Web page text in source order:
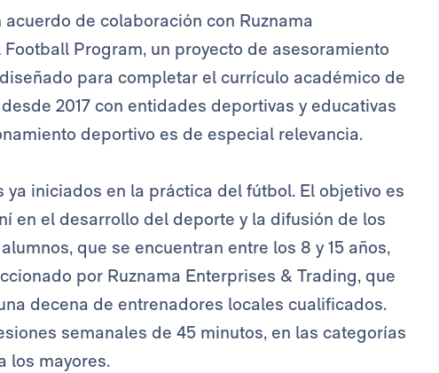
de colaboración con Ruznama
Program, un proyecto de asesoramiento
para completar el currículo académico de
2017 con entidades deportivas y educativas
deportivo es de especial relevancia.
iniciados en la práctica del fútbol. El objetivo es
en el desarrollo del deporte y la difusión de los
que se encuentran entre los 8 y 15 años,
por Ruznama Enterprises & Trading, que
decena de entrenadores locales cualificados.
semanales de 45 minutos, en las categorías
los mayores.